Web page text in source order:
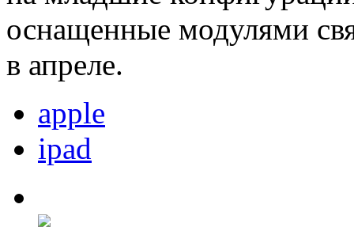
оснащенные модулями
в апреле.
apple
ipad